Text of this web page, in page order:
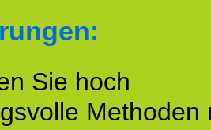
Sie hoch
Methoden